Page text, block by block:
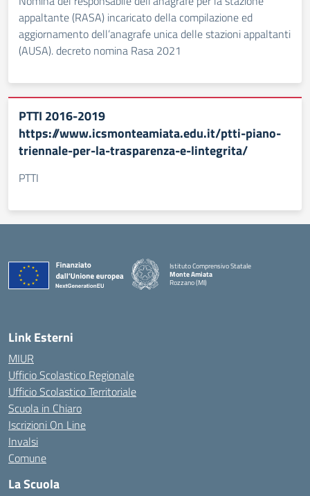
appaltante (RASA) incaricato della compilazione ed
aggiornamento dell’anagrafe unica delle stazioni appaltanti
(AUSA). decreto nomina Rasa 2021
PTTI 2016-2019
https://www.icsmonteamiata.edu.it/ptti-piano-
triennale-per-la-trasparenza-e-lintegrita/
PTTI
Istituto Comprensivo Statale
Monte Amiata
Rozzano (MI)
Link Esterni
MIUR
Ufficio Scolastico Regionale
Ufficio Scolastico Territoriale
Scuola in Chiaro
Iscrizioni On Line
Invalsi
Comune
La Scuola